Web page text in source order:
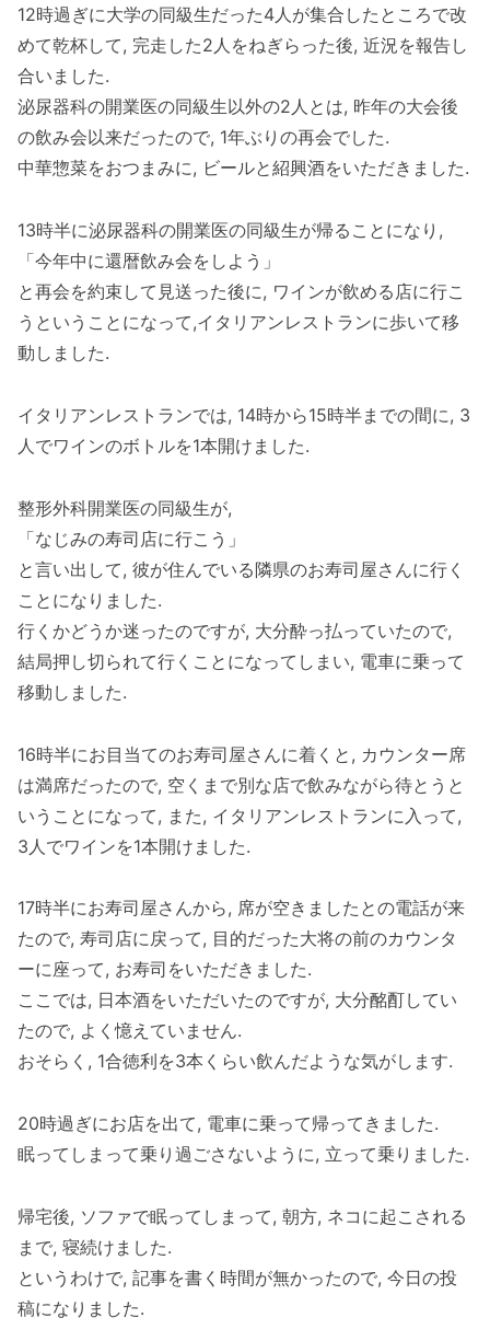
12時過ぎに大学の同級生だった4人が集合したところで改
めて乾杯して, 完走した2人をねぎらった後, 近況を報告し
合いました.
泌尿器科の開業医の同級生以外の2人とは, 昨年の大会後
の飲み会以来だったので, 1年ぶりの再会でした.
中華惣菜をおつまみに, ビールと紹興酒をいただきました.
13時半に泌尿器科の開業医の同級生が帰ることになり,
「今年中に還暦飲み会をしよう」
と再会を約束して見送った後に, ワインが飲める店に行こ
うということになって,イタリアンレストランに歩いて移
動しました.
イタリアンレストランでは, 14時から15時半までの間に, 3
人でワインのボトルを1本開けました.
整形外科開業医の同級生が,
「なじみの寿司店に行こう」
と言い出して, 彼が住んでいる隣県のお寿司屋さんに行く
ことになりました.
行くかどうか迷ったのですが, 大分酔っ払っていたので,
結局押し切られて行くことになってしまい, 電車に乗って
移動しました.
16時半にお目当てのお寿司屋さんに着くと, カウンター席
は満席だったので, 空くまで別な店で飲みながら待とうと
いうことになって, また, イタリアンレストランに入って,
3人でワインを1本開けました.
17時半にお寿司屋さんから, 席が空きましたとの電話が来
たので, 寿司店に戻って, 目的だった大将の前のカウンタ
ーに座って, お寿司をいただきました.
ここでは, 日本酒をいただいたのですが, 大分酩酊してい
たので, よく憶えていません.
おそらく, 1合徳利を3本くらい飲んだような気がします.
20時過ぎにお店を出て, 電車に乗って帰ってきました.
眠ってしまって乗り過ごさないように, 立って乗りました.
帰宅後, ソファで眠ってしまって, 朝方, ネコに起こされる
まで, 寝続けました.
というわけで, 記事を書く時間が無かったので, 今日の投
稿になりました.